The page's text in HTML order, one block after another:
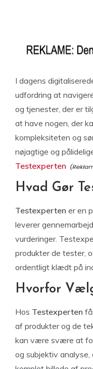
I dagens
udfordring at
og tjenester, der er
at have nogen, der
kompleksiteten og
nøjagtige og
Testexperten
Hvad Gør
Testexperten er en
leverer
vurderinger.
produkter de tester,
ordentligt klædt på
Hvorfor
Hos Testexperten
af produkter og de
kan være svære at
og subjektiv